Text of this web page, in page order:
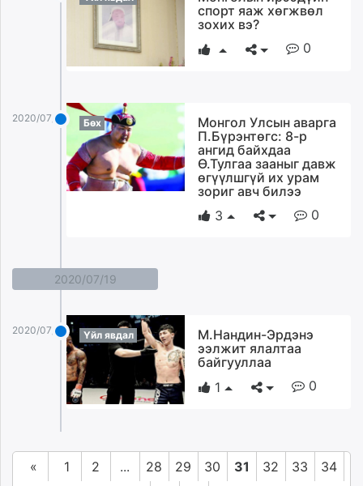
спорт яаж хөгжвөл
зохих вэ?
0
2020/07/21 Бөх
​Mонгол Улсын аварга
П.Бүрэнтөгс: 8-р
ангид байхдаа
Ө.Тулгаа зааныг давж
өгүүлшгүй их урам
зориг авч билээ
3
0
2020/07/19
2020/07/19 Үйл явдал
М.Нандин-Эрдэнэ
ээлжит ялалтаа
байгууллаа
1
0
« 1 2 ... 28 29 30 31 32 33
34